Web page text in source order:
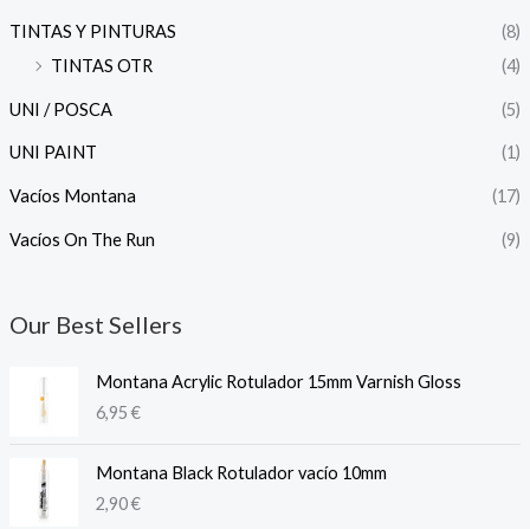
TINTAS Y PINTURAS
(8)
TINTAS OTR
(4)
UNI / POSCA (5)
UNI PAINT (1)
Vacíos Montana (17)
Vacíos On The Run (9)
Our Best Sellers
Montana Acrylic Rotulador 15mm Varnish Gloss
6,95€
Montana Black Rotulador vacío 10mm
2,90€